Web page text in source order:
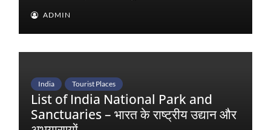
ADMIN
India Tourist Places
List of India National Park and
Sanctuaries – भारत के राष्ट्रीय उद्यान और